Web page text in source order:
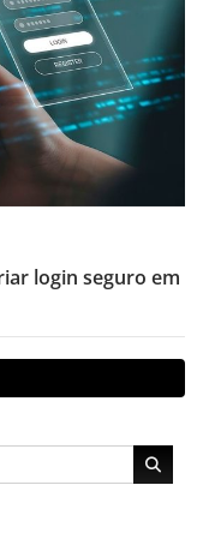
login seguro em